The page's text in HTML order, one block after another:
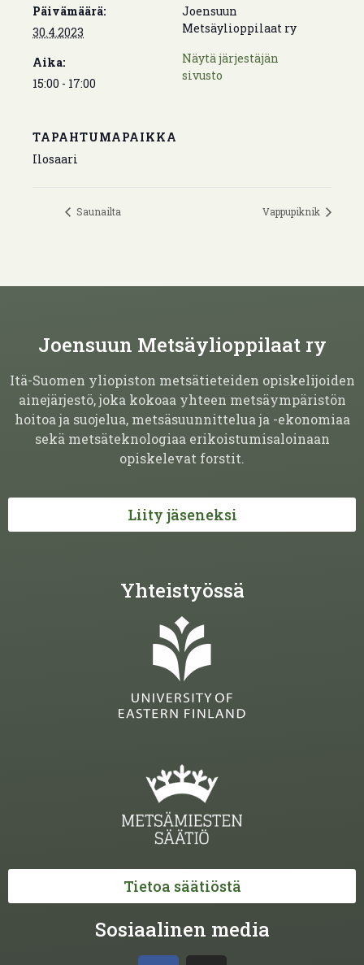
Päivämäärä:
30.4.2023
Aika:
15:00 - 17:00
Joensuun
Metsäylioppilaat ry
Näytä järjestäjän
sivusto
TAPAHTUMAPAIKKA
Ilosaari
Saunailta Vappupiknik
Joensuun Metsäylioppilaat ry
Itä-Suomen yliopiston metsätieteiden opiskelijoiden
ainejärjestö, joka kokoaa yhteen metsäympäristön
hoitoa ja suojelua, metsäsuunnittelua ja -ekonomiaa
sekä metsäteknologiaa erikoistumisaloinaan
opiskelevat forstit.
Liity jäseneksi
Yhteistyössä
Tietoa säätiöstä
Sosiaalinen media